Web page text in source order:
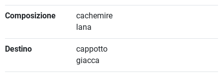
Composizione
cachemire
lana
Destino
cappotto
giacca